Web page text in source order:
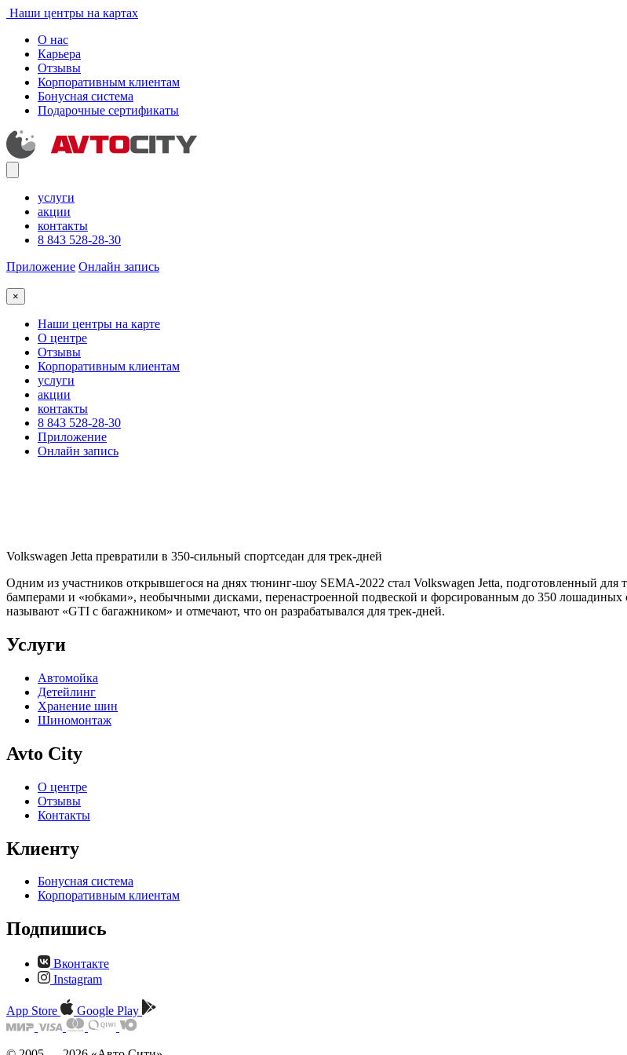
Наши центры на картах
О нас
Карьера
Отзывы
Корпоративным клиентам
Бонусная система
Подарочные сертификаты
услуги
акции
контакты
8 843 528-28-30
Приложение Онлайн запись
×
Наши центры на карте
О центре
Отзывы
Корпоративным клиентам
услуги
акции
контакты
8 843 528-28-30
Приложение
Онлайн запись
Volkswagen Jetta превратили в 350-сильный спортседан для трек-дней
Одним из участников открывшегося на днях тюнинг-шоу SEMA-2022 стал Volkswagen Jetta, подготовленный для
бамперами и «юбками», необычными дисками, перенастроенной подвеской и форсированным до 350
называют «GTI с багажником» и отмечают, что он разрабатывался для трек-дней.
Услуги
Автомойка
Детейлинг
Хранение шин
Шиномонтаж
Avto City
О центре
Отзывы
Контакты
Клиенту
Бонусная система
Корпоративным клиентам
Подпишись
Вконтакте
Instagram
App Store Google Play